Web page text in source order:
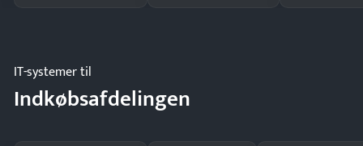
IT-systemer til
Indkøbsafdelingen